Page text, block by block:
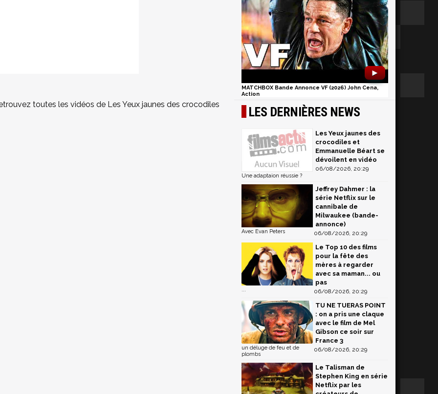
toutes les vidéos de Les Yeux jaunes des crocodiles
►
MATCHBOX Bande Annonce VF (2026) John Cena,
Action
LES DERNIÈRES NEWS
Les Yeux jaunes des
crocodiles et
Emmanuelle Béart se
dévoilent en vidéo
06/08/2026, 20:29
Une adaptaion réussie ?
Jeffrey Dahmer : la
série Netflix sur le
cannibale de
Milwaukee (bande-
annonce)
06/08/2026, 20:29
Avec Evan Peters
Le Top 10 des films
pour la fête des
mères à regarder
avec sa maman... ou
pas
06/08/2026, 20:29
...
TU NE TUERAS POINT
: on a pris une claque
avec le film de Mel
Gibson ce soir sur
France 3
06/08/2026, 20:29
un déluge de feu et de
plombs
Le Talisman de
Stephen King en série
Netflix par les